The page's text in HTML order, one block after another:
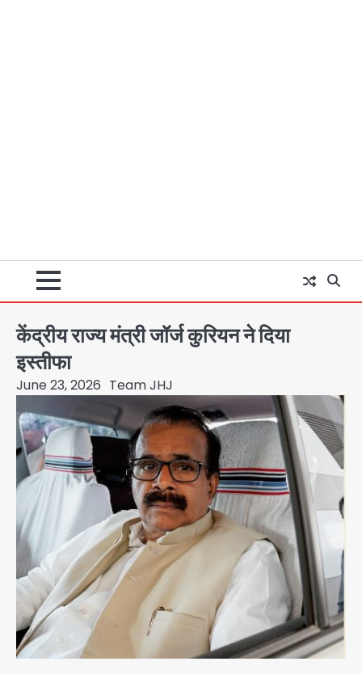
केंद्रीय राज्य मंत्री जॉर्ज कुरियन ने दिया
इस्तीफा
June 23, 2026 Team JHJ